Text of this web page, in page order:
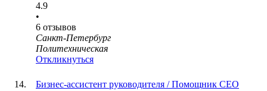
4.9
•
6 отзывов
Санкт-Петербург
Политехническая
Откликнуться
Бизнес-ассистент руководителя / Помощник СЕО